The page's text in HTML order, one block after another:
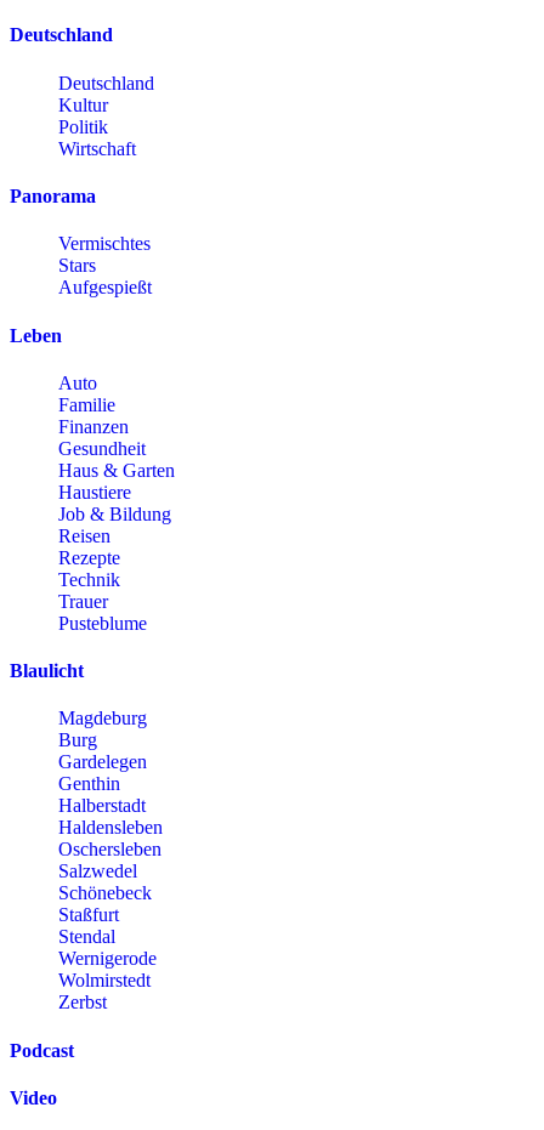
Deutschland
Deutschland
Kultur
Politik
Wirtschaft
Panorama
Vermischtes
Stars
Aufgespießt
Leben
Auto
Familie
Finanzen
Gesundheit
Haus & Garten
Haustiere
Job & Bildung
Reisen
Rezepte
Technik
Trauer
Pusteblume
Blaulicht
Magdeburg
Burg
Gardelegen
Genthin
Halberstadt
Haldensleben
Oschersleben
Salzwedel
Schönebeck
Staßfurt
Stendal
Wernigerode
Wolmirstedt
Zerbst
Podcast
Video